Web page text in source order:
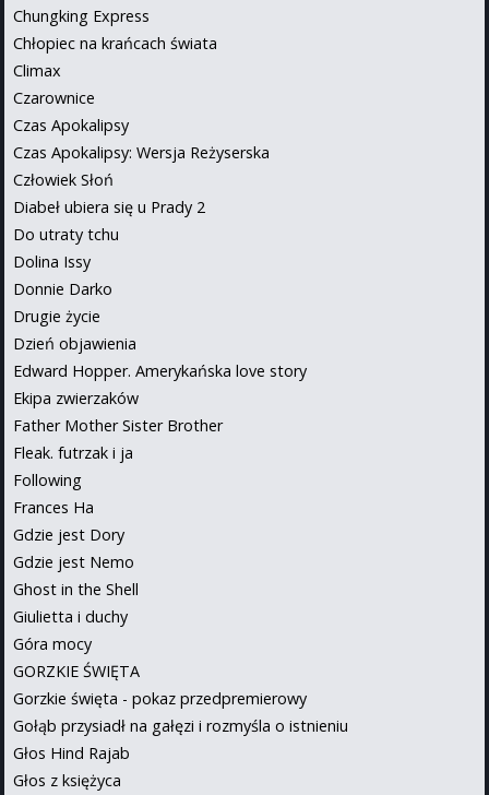
Chungking Express
Chłopiec na krańcach świata
Climax
Czarownice
Czas Apokalipsy
Czas Apokalipsy: Wersja Reżyserska
Człowiek Słoń
Diabeł ubiera się u Prady 2
Do utraty tchu
Dolina Issy
Donnie Darko
Drugie życie
Dzień objawienia
Edward Hopper. Amerykańska love story
Ekipa zwierzaków
Father Mother Sister Brother
Fleak. futrzak i ja
Following
Frances Ha
Gdzie jest Dory
Gdzie jest Nemo
Ghost in the Shell
Giulietta i duchy
Góra mocy
GORZKIE ŚWIĘTA
Gorzkie święta - pokaz przedpremierowy
Gołąb przysiadł na gałęzi i rozmyśla o istnieniu
Głos Hind Rajab
Głos z księżyca